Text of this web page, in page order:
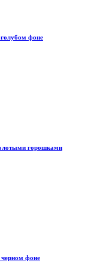
фоне
горошками
черном фоне